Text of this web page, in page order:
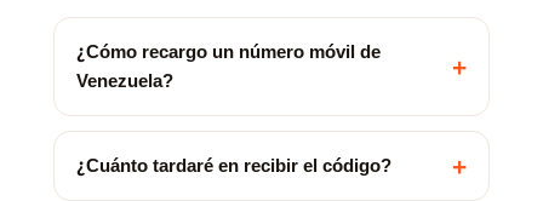
¿Cómo recargo un número móvil de
Venezuela?
+
¿Cuánto tardaré en recibir el código? +